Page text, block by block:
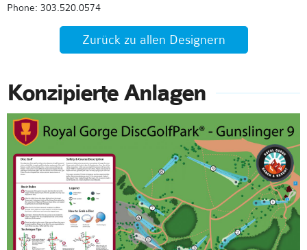
Phone: 303.520.0574
Zurück zu allen Designern
Konzipierte Anlagen